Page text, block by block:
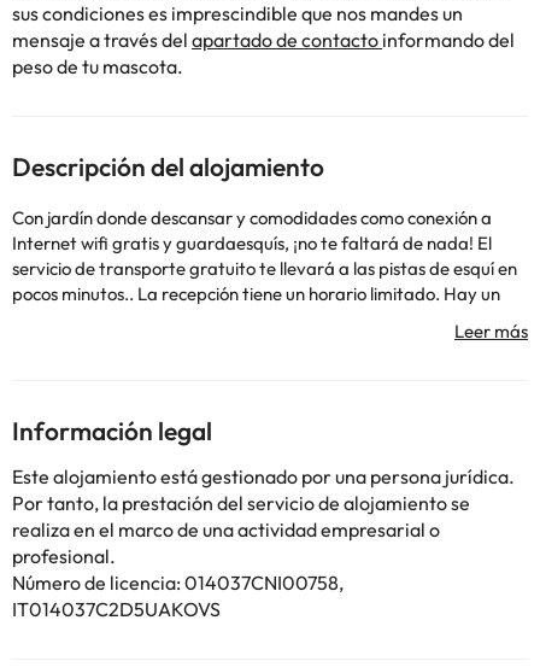
sus condiciones es imprescindible que nos mandes un
mensaje a través del apartado de contacto informando del
peso de tu mascota.
Descripción del alojamiento
Con jardín donde descansar y comodidades como conexión a
Internet wifi gratis y guardaesquís, ¡no te faltará de nada! El
servicio de transporte gratuito te llevará a las pistas de esquí en
pocos minutos.. La recepción tiene un horario limitado. Hay un
aparcamiento sin asistencia gratuito disponible.. #Con jardín
donde descansar y comodidades como conexión a Internet wifi
minutos.. La recepción tiene un horario limitado. Hay un
aparcamiento sin asistencia gratuito disponible.. Mandatory
fees: Los siguientes cargos se pagan en el alojamiento: Depósito
en efectivo: 150 EUR por estancia. Servicio de limpieza: 50 EUR
por alojamiento, por estancia (varía según el tamaño de la
unidad) Hemos incluido todos los cargos que nos ha
proporcionado el alojamiento. . Optional fees: Mascotas: 10 EUR
por mascota, por noche Hay toallas disponibles con un recargo
(los huéspedes también pueden traer las suyas) La lista anterior
Información legal
Este alojamiento está gestionado por una persona jurídica.
Por tanto, la prestación del servicio de alojamiento se
realiza en el marco de una actividad empresarial o
profesional.
Número de licencia: 014037CNI00758,
IT014037C2D5UAKOVS